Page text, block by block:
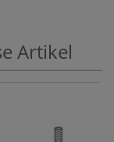
Artikel